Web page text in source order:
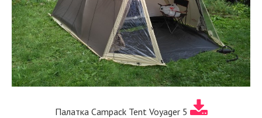
Палатка Campack Tent Voyager 5